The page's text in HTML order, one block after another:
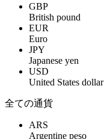
GBP
British pound
EUR
Euro
JPY
Japanese yen
USD
United States dollar
全ての通貨
ARS
Argentine peso